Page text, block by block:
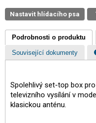
Nastavit hlídacího psa
Podrobnosti o produktu
Související dokumenty
Spolehlivý set-top box
televizního vysílání v
klasickou anténu.